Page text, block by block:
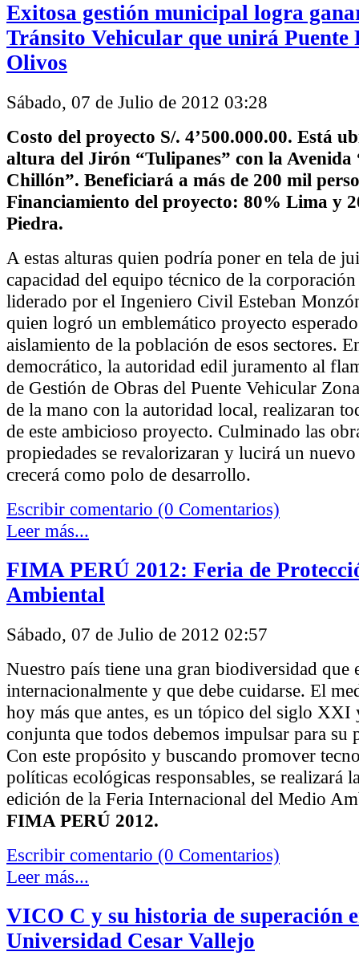
Exitosa gestión municipal logra
Tránsito Vehicular que unirá Puente
Olivos
Sábado, 07 de Julio de 2012 03:28
Costo del proyecto S/. 4’500.000.00. Está
altura del Jirón “Tulipanes” con la Avenida
Chillón”. Beneficiará a más de 200 mil
Financiamiento del proyecto: 80% Lima y
Piedra.
A estas alturas quien podría poner en tela de
capacidad del equipo técnico de la
liderado por el Ingeniero Civil Esteban
quien logró un emblemático proyecto
aislamiento de la población de esos sectores.
democrático, la autoridad edil juramento al
de Gestión de Obras del Puente Vehicular
de la mano con la autoridad local, realizaran
de este ambicioso proyecto. Culminado las
propiedades se revalorizaran y lucirá un
crecerá como polo de desarrollo.
Escribir comentario (0 Comentarios)
Leer más...
FIMA PERÚ 2012: Feria de
Ambiental
Sábado, 07 de Julio de 2012 02:57
Nuestro país tiene una gran biodiversidad que
internacionalmente y que debe cuidarse. El
hoy más que antes, es un tópico del siglo XXI
conjunta que todos debemos impulsar para su
Con este propósito y buscando promover
políticas ecológicas responsables, se realizará
edición de la Feria Internacional del Medio
FIMA PERÚ 2012.
Escribir comentario (0 Comentarios)
Leer más...
VICO C y su historia de superación
Universidad Cesar Vallejo